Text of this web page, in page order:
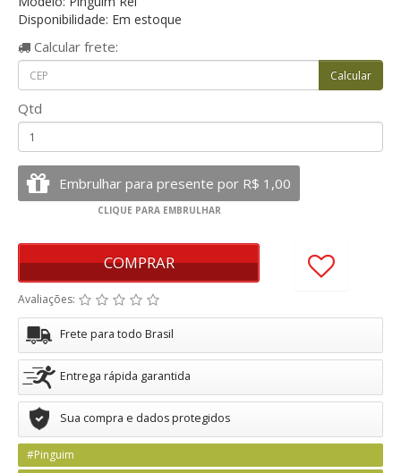
Disponibilidade: Em estoque
Calcular frete:
Qtd
COMPRAR
Avaliações:
Frete para todo Brasil
Entrega rápida garantida
Sua compra e dados protegidos
#Pinguim